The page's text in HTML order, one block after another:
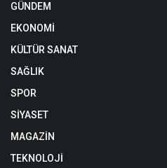
GÜNDEM
EKONOMİ
KÜLTÜR SANAT
SAĞLIK
SPOR
SİYASET
MAGAZİN
TEKNOLOJİ